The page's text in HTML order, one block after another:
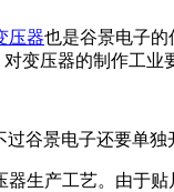
压器也是谷景电子的
变压器的制作工业
谷景电子还要单独
生产工艺。由于